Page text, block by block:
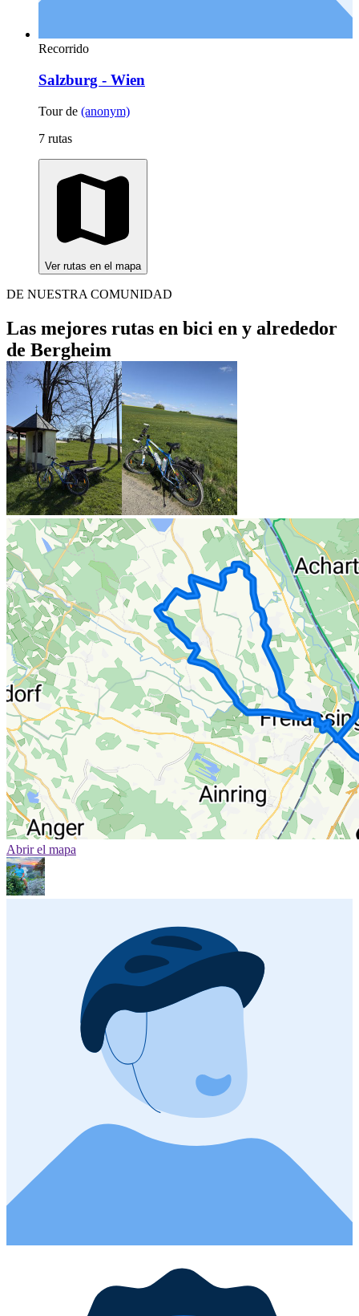
Recorrido
Salzburg - Wien
Tour de (anonym)
7 rutas
Ver rutas en el mapa
DE NUESTRA COMUNIDAD
Las mejores rutas en bici en y alrededor
de Bergheim
Abrir el mapa